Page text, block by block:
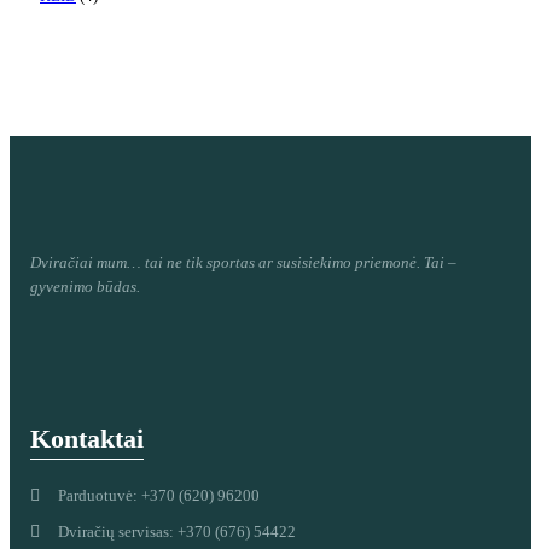
Dviračiai mum… tai ne tik sportas ar susisiekimo priemonė. Tai –
gyvenimo būdas.
Kontaktai
Parduotuvė: +370 (620) 96200
Dviračių servisas: +370 (676) 54422